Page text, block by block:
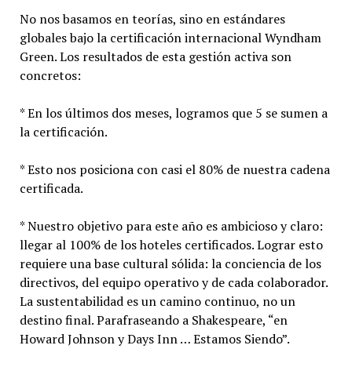
No nos basamos en teorías, sino en estándares
globales bajo la certificación internacional Wyndham
Green. Los resultados de esta gestión activa son
concretos:
* En los últimos dos meses, logramos que 5 se sumen a
la certificación.
* Esto nos posiciona con casi el 80% de nuestra cadena
certificada.
* Nuestro objetivo para este año es ambicioso y claro:
llegar al 100% de los hoteles certificados. Lograr esto
requiere una base cultural sólida: la conciencia de los
directivos, del equipo operativo y de cada colaborador.
La sustentabilidad es un camino continuo, no un
destino final. Parafraseando a Shakespeare, “en
Howard Johnson y Days Inn … Estamos Siendo”.